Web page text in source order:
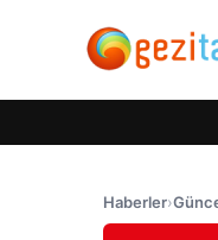
Haberler›